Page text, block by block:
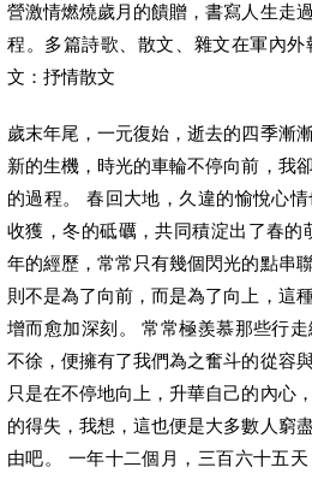
營激情燃燒歲月的饋贈，書寫人生走
程。多篇詩歌、散文、雜文在軍內
文：抒情散文
歲末年尾，一元復始，逝去的四季漸
新的生機，時光的車輪不停向前，我
的過程。 春回大地，久違的愉悅心
收獲，冬的砥礪，共同積淀出了春的
年的經歷，常常只有幾個閃光的點串
則不是為了向前，而是為了向上，這
增而愈加深刻。 常常極羨慕那些行
不徐，便擁有了我們為之奮斗的從容
只是在不停地向上，升華自己的內心
的得失，我想，這也便是大多數人窮
由吧。 一年十二個月，三百六十五